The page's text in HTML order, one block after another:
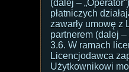
(dalej –
płatniczych
zawarły umowę z
partnerem (dalej –
3.6. W ramach
Licencjodawca
Użytkownikowi